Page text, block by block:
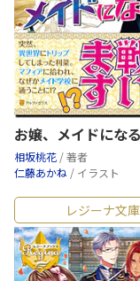
お嬢、メイドにな
相坂桃花 / 著者
仁藤あかね / イラスト
レジーナ文庫